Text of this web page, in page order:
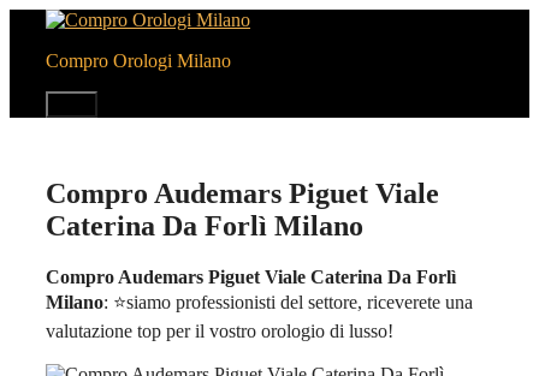
contenuto
Compro Orologi Milano
Compro Audemars Piguet Viale
Caterina Da Forlì Milano
Compro Audemars Piguet Viale Caterina Da Forlì
Milano: ⭐siamo professionisti del settore, riceverete una
valutazione top per il vostro orologio di lusso!